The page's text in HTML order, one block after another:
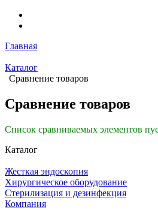
Главная
Каталог
Сравнение товаров
Сравнение товаров
Список сравниваемых элементов
Каталог
Жесткая эндоскопия
Хирургическое оборудование
Стерилизация и дезинфекция
Компания